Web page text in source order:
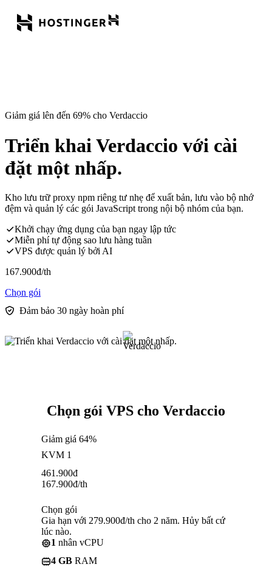
Giảm giá lên đến 69% cho Verdaccio
Triển khai Verdaccio với cài
đặt một nhấp.
Kho lưu trữ proxy npm riêng tư nhẹ để xuất bản, lưu vào bộ nhớ
đệm và quản lý các gói JavaScript trong nội bộ nhóm của bạn.
Khởi chạy ứng dụng của bạn ngay lập tức
Miễn phí tự động sao lưu hàng tuần
VPS được quản lý bởi AI
167.900đ/th
Chọn gói
Đảm bảo 30 ngày hoàn phí
Chọn gói VPS cho Verdaccio
Giảm giá 64%
KVM 1
461.900đ
167.900đ/th
Chọn gói
Gia hạn với 279.900đ/th cho 2 năm. Hủy bất cứ
lúc nào.
1 nhân vCPU
4 GB RAM